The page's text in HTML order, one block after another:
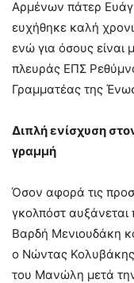
Αρμένων πάτερ
ευχήθηκε καλή
ενώ για όσους είναι
πλευράς ΕΠΣ
Γραμματέας της
Διπλή ενίσχυση
γραμμή
Όσον αφορά τις
γκολπόστ
Βαρδή Μενιουδάκη
ο Νώντας Κολυβάκης
του Μανώλη μετά